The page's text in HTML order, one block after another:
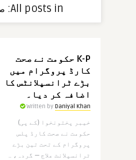
All posts in:
K-P حکومت نے صحت
کارڈ پروگرام میں
بڑے ٹرانسپلانٹس کا
اضافہ کر دیا۔
Written by Daniyal Khan
خیبر پختونخوا (کے پی)
حکومت نے صحت کارڈ پلس
پروگرام کے تحت تین بڑے
ٹرانسپلانٹ علاج — گردہ، ..